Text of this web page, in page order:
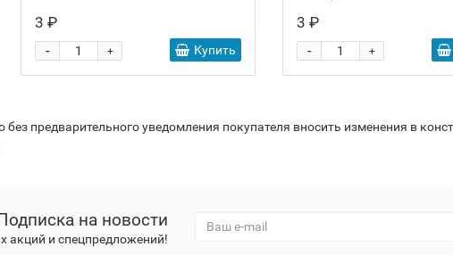
3 ₽
+
- Купить
3 ₽
+
-
без предварительного уведомления покупателя вносить изменения в
на новости
акций и спецпредложений!